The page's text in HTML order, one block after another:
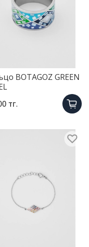
BOTAGOZ GREEN
тг.